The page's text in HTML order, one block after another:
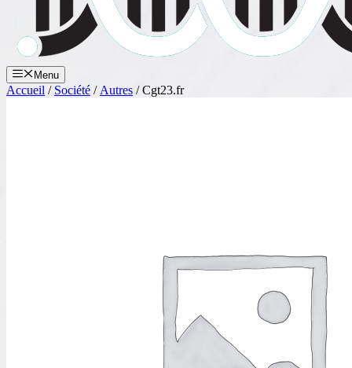
Menu
Accueil / Société / Autres / Cgt23.fr